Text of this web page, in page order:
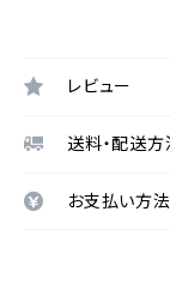
レビュー
送料・配送方
お支払い方